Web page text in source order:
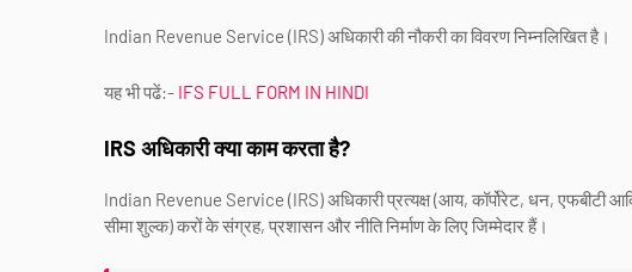
Indian Revenue Service (IRS) अधिकारी की नौकरी का विवरण निम्नलिखित है।
यह भी पढें:- IFS FULL FORM IN HINDI
IRS अधिकारी क्या काम करता है?
Indian Revenue Service (IRS) अधिकारी प्रत्यक्ष (आय, कॉर्पोरेट, धन, एफबीटी
सीमा शुल्क) करों के संग्रह, प्रशासन और नीति निर्माण के लिए जिम्मेदार हैं।